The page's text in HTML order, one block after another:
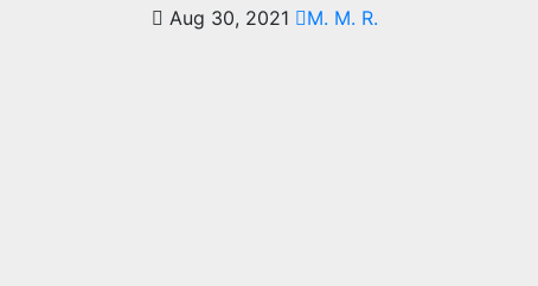
Aug 30, 2021 M. M. R.